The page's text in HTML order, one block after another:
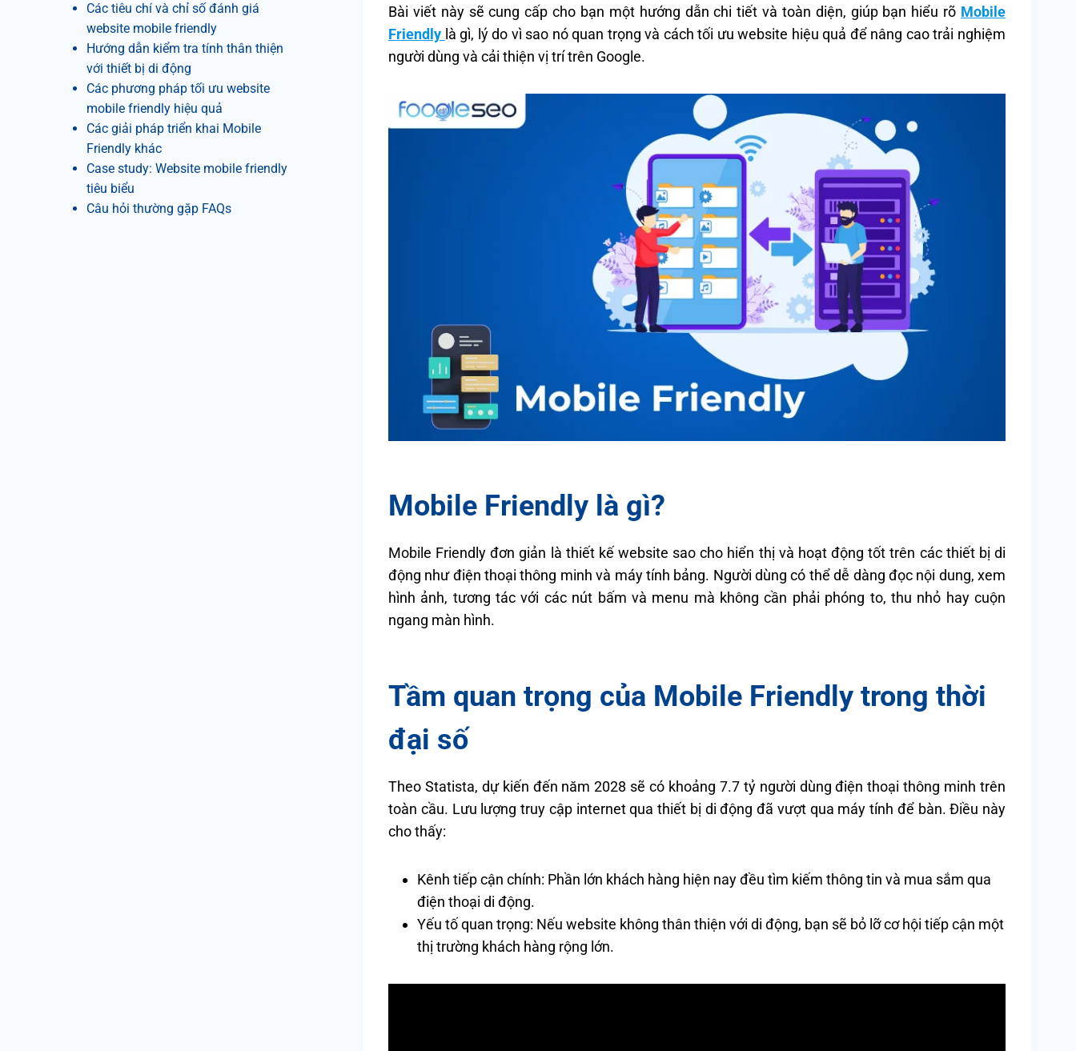
Bài viết này sẽ cung cấp cho bạn một hướng dẫn chi tiết và toàn diện, giúp bạn hiểu rõ Mobile
Friendly là gì, lý do vì sao nó quan trọng và cách tối ưu website hiệu quả để nâng cao trải nghiệm
người dùng và cải thiện vị trí trên Google.
Mobile Friendly là gì?
Mobile Friendly đơn giản là thiết kế website sao cho hiển thị và hoạt động tốt trên các thiết bị di
động như điện thoại thông minh và máy tính bảng. Người dùng có thể dễ dàng đọc nội dung, xem
hình ảnh, tương tác với các nút bấm và menu mà không cần phải phóng to, thu nhỏ hay cuộn
ngang màn hình.
Tầm quan trọng của Mobile Friendly trong thời
đại số
Theo Statista, dự kiến đến năm 2028 sẽ có khoảng 7.7 tỷ người dùng điện thoại thông minh trên
toàn cầu. Lưu lượng truy cập internet qua thiết bị di động đã vượt qua máy tính để bàn. Điều này
cho thấy:
Kênh tiếp cận chính: Phần lớn khách hàng hiện nay đều tìm kiếm thông tin và mua sắm qua
điện thoại di động.
Yếu tố quan trọng: Nếu website không thân thiện với di động, bạn sẽ bỏ lỡ cơ hội tiếp cận một
thị trường khách hàng rộng lớn.
Các tiêu chí và chỉ số đánh giá
website mobile friendly
Hướng dẫn kiểm tra tính thân thiện
với thiết bị di động
Các phương pháp tối ưu website
mobile friendly hiệu quả
Các giải pháp triển khai Mobile
Friendly khác
Case study: Website mobile friendly
tiêu biểu
Câu hỏi thường gặp FAQs